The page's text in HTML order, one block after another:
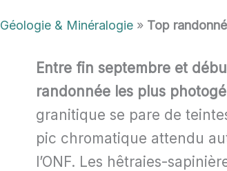
Géologie & Minéralogie » Top
Entre fin septembre et
randonnée les plus
granitique se pare de
pic chromatique attendu
l’ONF. Les hêtraies-